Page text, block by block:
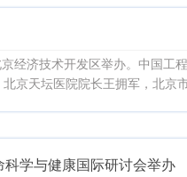
京经济技术开发区举办。中国
京天坛医院院长王拥军，北京
学与健康国际研讨会举办